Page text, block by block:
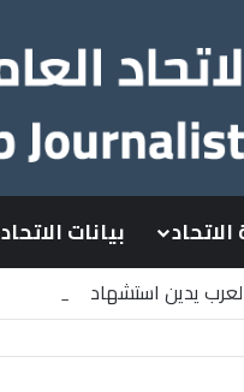
بيانات الاتحاد
يدين استشهاد